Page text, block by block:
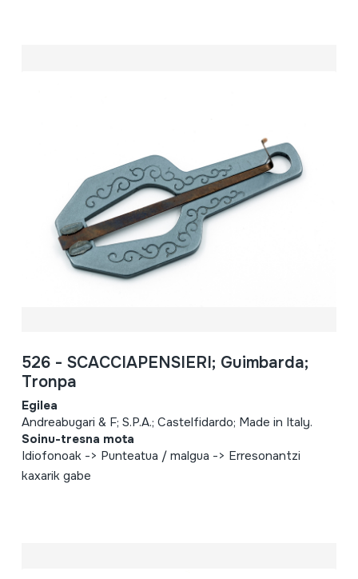
526 - SCACCIAPENSIERI; Guimbarda;
Tronpa
Egilea
Andreabugari & F; S.P.A.; Castelfidardo; Made in Italy.
Soinu-tresna mota
Idiofonoak -> Punteatua / malgua -> Erresonantzi
kaxarik gabe